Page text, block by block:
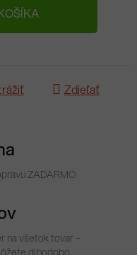
Zdieľať
ZADARMO
na všetok tovar –
dlhodobo